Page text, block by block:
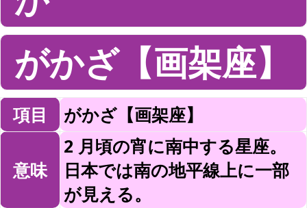
がかざ【画架座】
項目 がかざ【画架座】
意味
2 月頃の宵に南中する星座。
日本では南の地平線上に一部
が見える。